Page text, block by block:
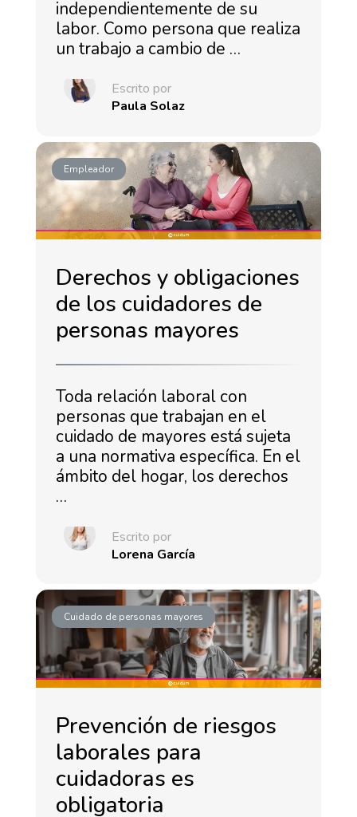
independientemente de su
labor. Como persona que realiza
un trabajo a cambio de …
Escrito por
Paula Solaz
Empleador
Derechos y obligaciones
de los cuidadores de
personas mayores
Toda relación laboral con
personas que trabajan en el
cuidado de mayores está sujeta
a una normativa específica. En el
ámbito del hogar, los derechos
…
Escrito por
Lorena García
Cuidado de personas mayores
Prevención de riesgos
laborales para
cuidadoras es
obligatoria